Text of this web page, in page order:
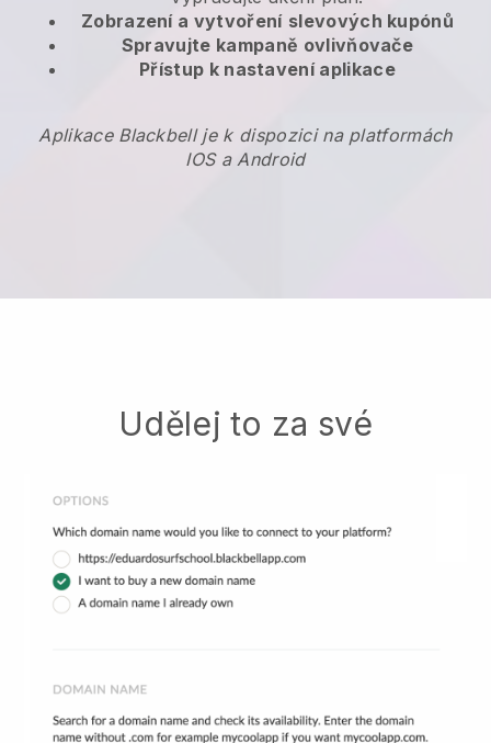
Zobrazení a vytvoření slevových kupónů
Spravujte kampaně ovlivňovače
Přístup k nastavení aplikace
Aplikace Blackbell je k dispozici na platformách
IOS a Android
Udělej to za své